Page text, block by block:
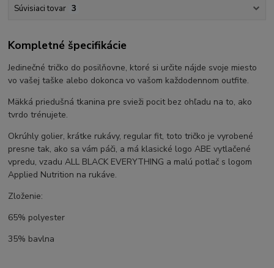
Súvisiaci tovar 3
Kompletné špecifikácie
Jedinečné tričko do posilňovne, ktoré si určite nájde svoje miesto
vo vašej taške alebo dokonca vo vašom každodennom outfite.
Mäkká priedušná tkanina pre svieži pocit bez ohľadu na to, ako
tvrdo trénujete.
Okrúhly golier, krátke rukávy, regular fit, toto tričko je vyrobené
presne tak, ako sa vám páči, a má klasické logo ABE vytlačené
vpredu, vzadu ALL BLACK EVERYTHING a malú potlač s logom
Applied Nutrition na rukáve.
Zloženie:
65% polyester
35% bavlna